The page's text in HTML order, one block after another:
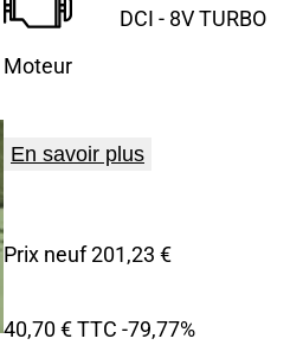
Moteur
DCI - 8V TURBO
En savoir plus
Prix neuf 201,23 €
40,70 € TTC -79,77%